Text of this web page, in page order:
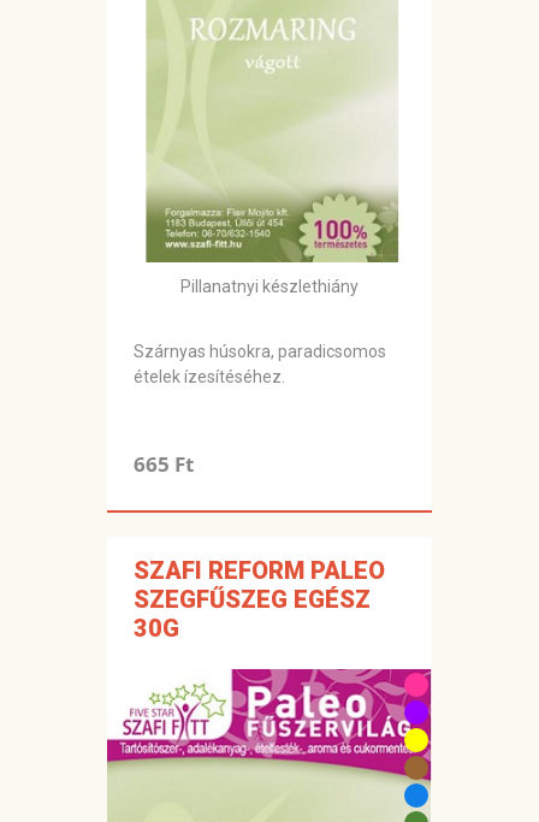
Pillanatnyi készlethiány
Szárnyas húsokra, paradicsomos
ételek ízesítéséhez.
665 Ft
SZAFI REFORM PALEO
SZEGFŰSZEG EGÉSZ
30G